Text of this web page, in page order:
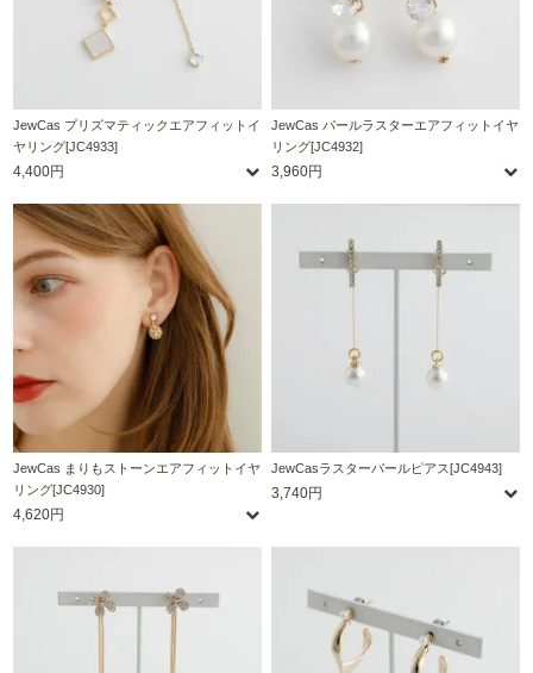
JewCas プリズマティックエアフィットイ
ヤリング[JC4933]
4,400円
JewCas パールラスターエアフィットイヤ
リング[JC4932]
3,960円
JewCas まりもストーンエアフィットイヤ
リング[JC4930]
4,620円
JewCasラスターパールピアス[JC4943]
3,740円